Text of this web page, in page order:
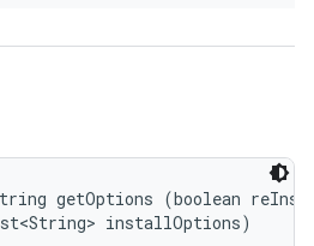
getOptions (boolean
installOptions)